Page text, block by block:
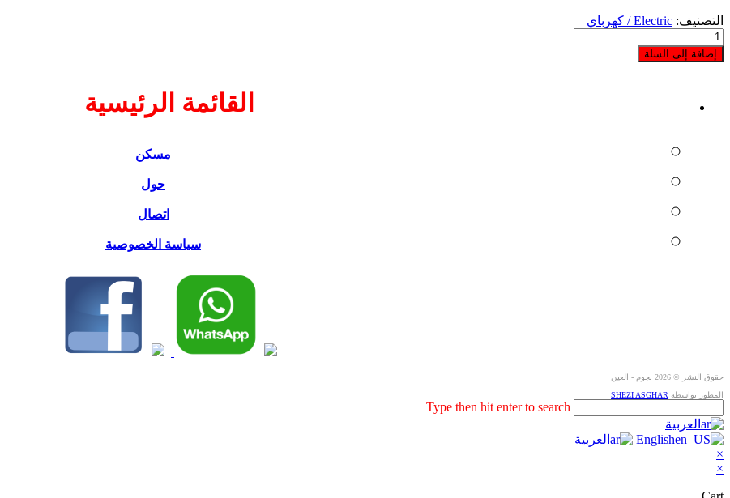
التصنيف: Electric / كهرباي
كمية
Oud
Bahraini
إضافة إلى السلة
القائمة الرئيسية
مسكن
حول
اتصال
سياسة الخصوصية
حقوق النشر © 2026 نجوم - العين
المطور بواسطة SHEZI ASGHAR
this
website
Type then hit enter to search
العربية
English
العربية
×
×